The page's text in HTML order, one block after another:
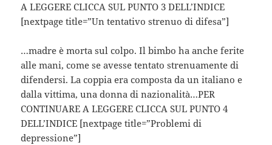
A LEGGERE CLICCA SUL PUNTO 3 DELL’INDICE
[nextpage title=”Un tentativo strenuo di difesa”]
…madre è morta sul colpo. Il bimbo ha anche ferite
alle mani, come se avesse tentato strenuamente di
difendersi. La coppia era composta da un italiano e
dalla vittima, una donna di nazionalità…PER
CONTINUARE A LEGGERE CLICCA SUL PUNTO 4
DELL’INDICE [nextpage title=”Problemi di
depressione”]